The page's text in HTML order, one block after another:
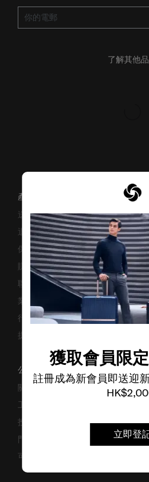
獲取會員限
註冊成為新會員即送迎
立即登
了解其他
產品支援/常見問題
送貨安排
退貨與換貨
保修條款及細則
賺取「亞洲萬里通」條款
聯絡我們
業務諮詢
行李箱搜尋器
提防偽冒網站
公司資料
關於我們
工作機會
投資者關係
門市位置
可持續發展